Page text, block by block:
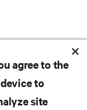
agree to the
to
site